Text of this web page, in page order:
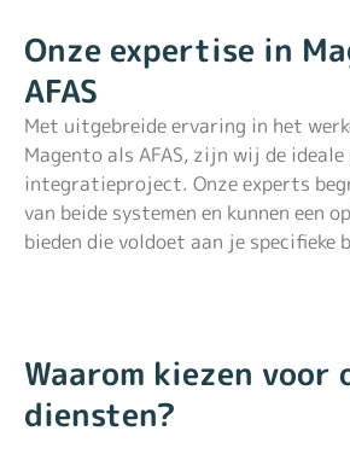
Onze expertise in
AFAS
Met uitgebreide ervaring in het
Magento als AFAS, zijn wij de
integratieproject. Onze experts
van beide systemen en kunnen een
bieden die voldoet aan je specifieke
Waarom kiezen voor
diensten?